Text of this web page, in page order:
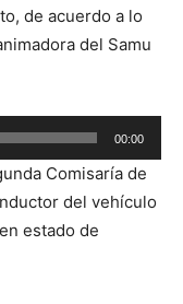
de acuerdo a lo
del Samu
00:00
Comisaría de
del vehículo
estado de